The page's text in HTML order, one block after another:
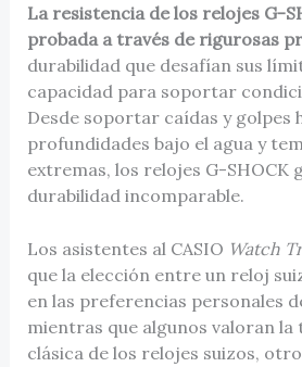
La resistencia de los relojes G-
probada a través de rigurosas
durabilidad que desafían sus
capacidad para soportar
Desde soportar caídas y golpes
profundidades bajo el agua y
extremas, los relojes G-SHOCK
durabilidad incomparable.
Los asistentes al CASIO Watch
que la elección entre un reloj
en las preferencias personales
mientras que algunos valoran
clásica de los relojes suizos,